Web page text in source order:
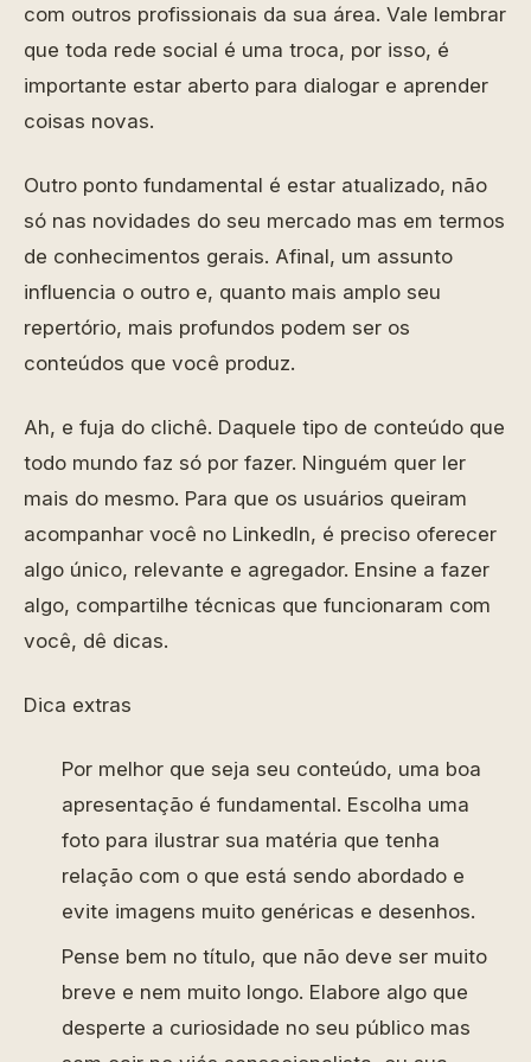
com outros profissionais da sua área. Vale lembrar
que toda rede social é uma troca, por isso, é
importante estar aberto para dialogar e aprender
coisas novas.
Outro ponto fundamental é estar atualizado, não
só nas novidades do seu mercado mas em termos
de conhecimentos gerais. Afinal, um assunto
influencia o outro e, quanto mais amplo seu
repertório, mais profundos podem ser os
conteúdos que você produz.
Ah, e fuja do clichê. Daquele tipo de conteúdo que
todo mundo faz só por fazer. Ninguém quer ler
mais do mesmo. Para que os usuários queiram
acompanhar você no LinkedIn, é preciso oferecer
algo único, relevante e agregador. Ensine a fazer
algo, compartilhe técnicas que funcionaram com
você, dê dicas.
Dica extras
Por melhor que seja seu conteúdo, uma boa
apresentação é fundamental. Escolha uma
foto para ilustrar sua matéria que tenha
relação com o que está sendo abordado e
evite imagens muito genéricas e desenhos.
Pense bem no título, que não deve ser muito
breve e nem muito longo. Elabore algo que
desperte a curiosidade no seu público mas